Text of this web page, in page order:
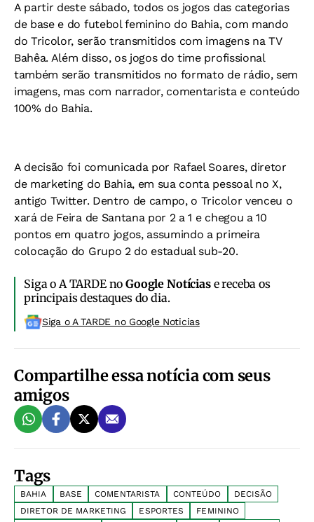
A partir deste sábado, todos os jogos das categorias
de base e do futebol feminino do Bahia, com mando
do Tricolor, serão transmitidos com imagens na TV
Bahêa. Além disso, os jogos do time profissional
também serão transmitidos no formato de rádio, sem
imagens, mas com narrador, comentarista e conteúdo
100% do Bahia.
A decisão foi comunicada por Rafael Soares, diretor
de marketing do Bahia, em sua conta pessoal no X,
antigo Twitter. Dentro de campo, o Tricolor venceu o
xará de Feira de Santana por 2 a 1 e chegou a 10
pontos em quatro jogos, assumindo a primeira
colocação do Grupo 2 do estadual sub-20.
Siga o A TARDE noGoogle Notíciase receba os
principais destaques do dia.
Siga o A TARDE no Google Noticias
Compartilhe essa notícia com seus
amigos
Tags
BAHIA BASE COMENTARISTA CONTEÚDO
DECISÃO
DIRETOR DE MARKETING
ESPORTES
FEMININO